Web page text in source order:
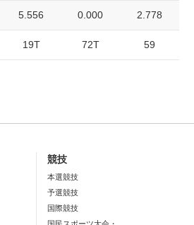
5.556 0.000 2.778
19T 72T 59
競技
本選競技
予選競技
国際競技